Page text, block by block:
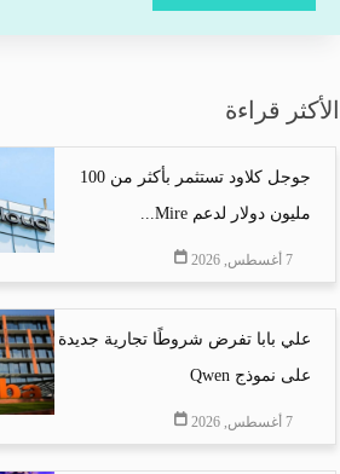
الأكثر قراءة
جوجل كلاود تستثمر بأكثر من 100
مليون دولار لدعم Mire...
7 أغسطس, 2026
علي بابا تفرض شروطًا تجارية جديدة
على نموذج Qwen
7 أغسطس, 2026